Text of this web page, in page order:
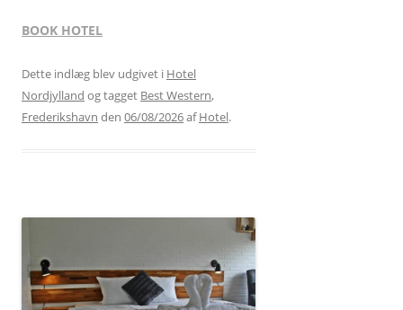
BOOK HOTEL
Dette indlæg blev udgivet i Hotel
Nordjylland og tagget Best Western,
Frederikshavn den 06/08/2026afHotel.